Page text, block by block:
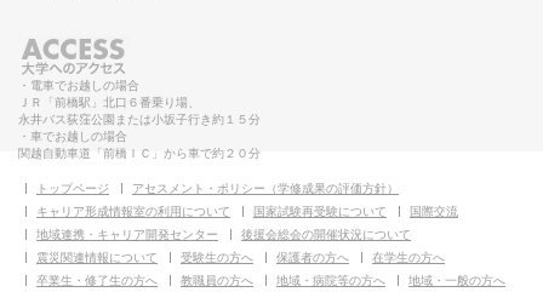
・電車でお越しの場合
ＪＲ「前橋駅」北口６番乗り場、
永井バス荻窪公園または小坂子行き約１５分
・車でお越しの場合
関越自動車道「前橋ＩＣ」から車で約２０分
トップページ
アセスメント・ポリシー（学修成果の評価方針）
キャリア形成情報室の利用について
国家試験再受験について
国際交流
地域連携・キャリア開発センター
後援会総会の開催状況について
震災関連情報について
受験生の方へ 保護者の方へ
在学生の方へ
卒業生・修了生の方へ
教職員の方へ 地域・病院等の方へ 地域・一般の方へ